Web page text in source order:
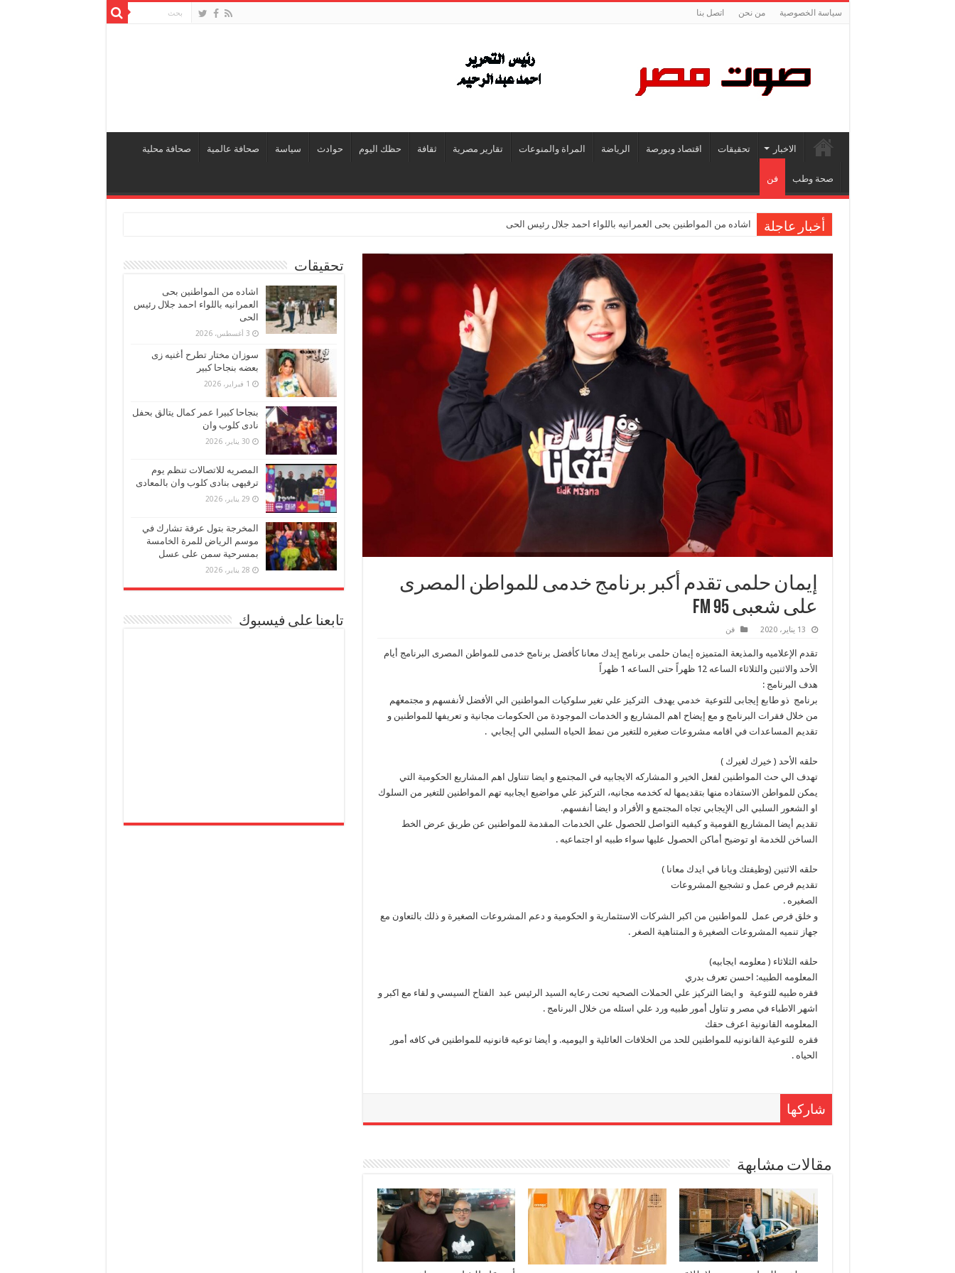
سياسة الخصوصية من نحن اتصل بنا
الاخبار تحقيقات اقتصاد وبورصة الرياضة المراة والمنوعات تقارير مصرية ثقافة حظك اليوم حوادث سياسة صحافة عالمية صحافة محلية
صحة وطب فن
أخبار عاجلة اشاده من المواطنين بحى العمرانيه باللواء احمد جلال رئيس الحى
إيمان حلمى تقدم أكبر برنامج خدمى للمواطن المصرى
على شعبى FM 95
13 يناير، 2020 فن
تقدم الإعلاميه والمذيعة المتميزه إيمان حلمى برنامج إيدك معانا كأفضل برنامج خدمى للمواطن المصرى البرنامج أيام
الأحد والاثنين والثلاثاء الساعه 12 ظهراً حتى الساعه 1 ظهراً
هدف البرنامج :
برنامج ذو طابع إيجابى للتوعية خدمي يهدف التركيز علي تغير سلوكيات المواطنين الي الأفضل لأنفسهم و مجتمعهم
من خلال فقرات البرنامج و مع إيضاح اهم المشاريع و الخدمات الموجودة من الحكومات مجانية و تعريفها للمواطنين و
تقديم المساعدات في اقامه مشروعات صغيره للتغير من نمط الحياه السلبي الي إيجابي .
حلقه الأحد ( خيرك لغيرك )
تهدف الي حث المواطنين لفعل الخير و المشاركه الايجابيه في المجتمع و ايضا تتناول اهم المشاريع الحكومية التي
يمكن للمواطن الاستفاده منها بتقديمها له كخدمه مجانيه، التركيز علي مواضيع ايجابيه تهم المواطنين للتغير من السلوك
او الشعور السلبي الى الإيجابي تجاه المجتمع و الأفراد و ايضا أنفسهم.
تقديم أيضا المشاريع القومية و كيفيه التواصل للحصول علي الخدمات المقدمة للمواطنين عن طريق عرض الخط
الساخن للخدمة او توضيح أماكن الحصول عليها سواء طبيه او اجتماعيه .
حلقه الاثنين (وظيفتك ويانا في ايدك معانا )
تقديم فرص عمل و تشجيع المشروعات
الصغيره .
و خلق فرص عمل للمواطنين من اكبر الشركات الاستثمارية و الحكومية و دعم المشروعات الصغيرة و ذلك بالتعاون مع
جهاز تنميه المشروعات الصغيرة و المتناهية الصغر .
حلقه الثلاثاء ( معلومه ايجابيه)
المعلومه الطبيه: احسن تعرف بدري
فقره طبيه للتوعية و ايضا التركيز علي الحملات الصحيه تحت رعايه السيد الرئيس عبد الفتاح السيسي و لقاء مع اكبر و
اشهر الاطباء في مصر و تناول أمور طبيه ورد علي اسئله من خلال البرنامج .
المعلومه القانونية اعرف حقك
فقره للتوعية القانونيه للمواطنين للحد من الخلافات العائلية و اليوميه. و أيضا توعيه قانونيه للمواطنين في كافه أمور
الحياه .
شاركها
مقالات مشابهة
تحقيقات
اشاده من المواطنين بحى
العمرانيه باللواء احمد جلال رئيس
الحى
3 أغسطس، 2026
سوزان مختار تطرح أغنيه زى
بعضه بنجاحا كبير
1 فبراير، 2026
بنجاحا كبيرا عمر كمال يتالق بحفل
نادى كلوب وان
30 يناير، 2026
المصريه للاتصالات تنظم يوم
ترفيهى بنادى كلوب وان بالمعادى
29 يناير، 2026
المخرجة بتول عرفة تشارك في
موسم الرياض للمرة الخامسة
بمسرحية سمن على عسل
28 يناير، 2026
تابعنا على فيسبوك